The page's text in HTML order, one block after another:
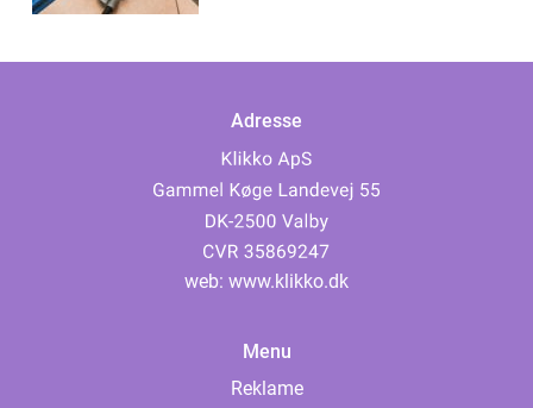
Adresse
web: www.klikko.dk
Menu
Reklame